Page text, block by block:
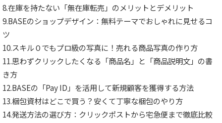
8.在庫を持たない「無在庫転売」のメリットとデメリット
9.BASEのショップデザイン：無料テーマでおしゃれに見せるコ
ツ
10.スキル０でもプロ級の写真に！売れる商品写真の作り方
11.思わずクリックしたくなる「商品名」と「商品説明文」の書
き方
12.BASEの「Pay ID」を活用して新規顧客を獲得する方法
13.梱包資材はどこで買う？安くて丁寧な梱包のやり方
14.発送方法の選び方：クリックポストから宅急便まで徹底比較